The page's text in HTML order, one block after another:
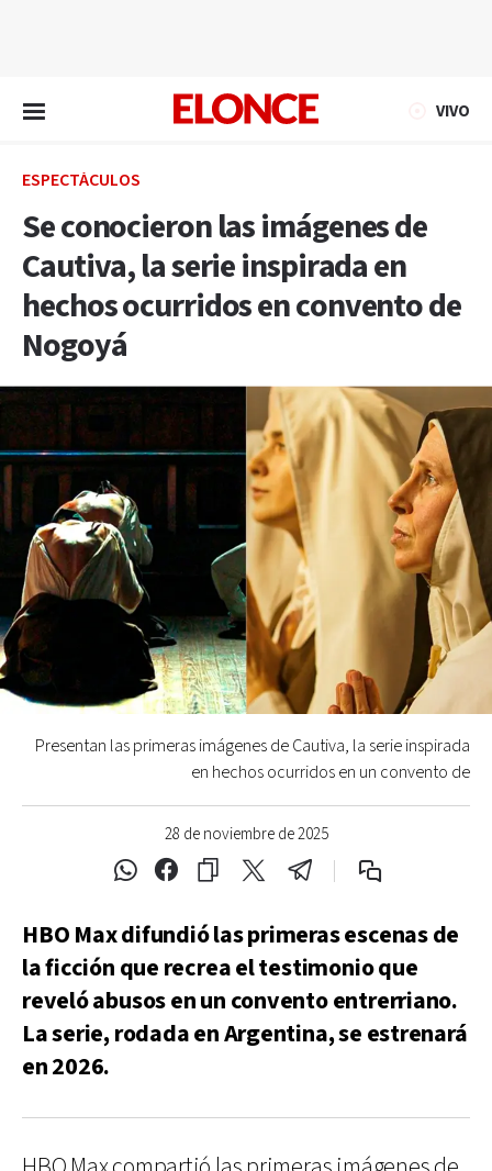
VIVO
ESPECTÁCULOS
Se conocieron las imágenes de
Cautiva, la serie inspirada en
hechos ocurridos en convento de
Nogoyá
28 de noviembre de 2025
Presentan las primeras imágenes de Cautiva, la serie inspirada
en hechos ocurridos en un convento de
HBO Max difundió las primeras escenas de
la ficción que recrea el testimonio que
reveló abusos en un convento entrerriano.
La serie, rodada en Argentina, se estrenará
en 2026.